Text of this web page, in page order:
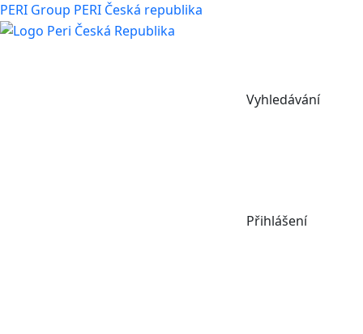
PERI Group PERI Česká republika
Vyhledávání
Přihlášení